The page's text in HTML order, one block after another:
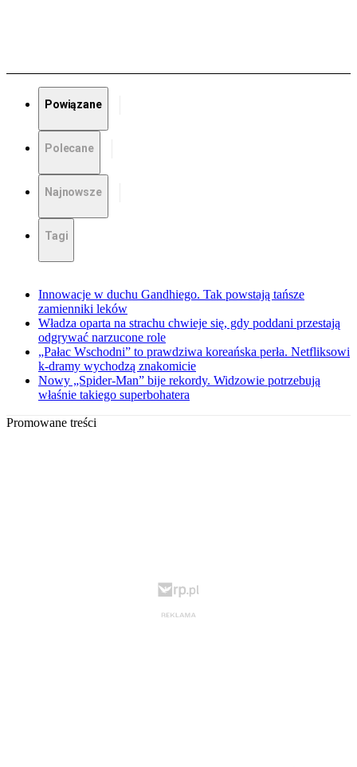
Powiązane
Polecane
Najnowsze
Tagi
Innowacje w duchu Gandhiego. Tak powstają tańsze
zamienniki leków
Władza oparta na strachu chwieje się, gdy poddani przestają
odgrywać narzucone role
„Pałac Wschodni” to prawdziwa koreańska perła. Netfliksowi
k-dramy wychodzą znakomicie
Nowy „Spider-Man” bije rekordy. Widzowie potrzebują
właśnie takiego superbohatera
Promowane treści